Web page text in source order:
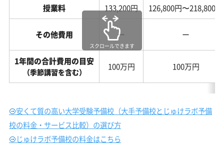
授業料
133,200円 126,800円〜218,800円
その他費用 ー ー
1年間の合計費用の目安
（季節講習を含む） 100万円 100万円
スクロールできます
安くて質の高い大学受験予備校（大手予備校とじゅけラボ予備
校の料金・サービス比較）の選び方
じゅけラボ予備校の料金はこちら